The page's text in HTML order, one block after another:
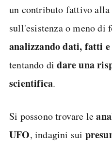
un contributo fattivo alla
sull'esistenza o meno di
analizzando dati, fatti
tentando didare una
scientifica.
Si possono trovare le
UFO, indagini sui